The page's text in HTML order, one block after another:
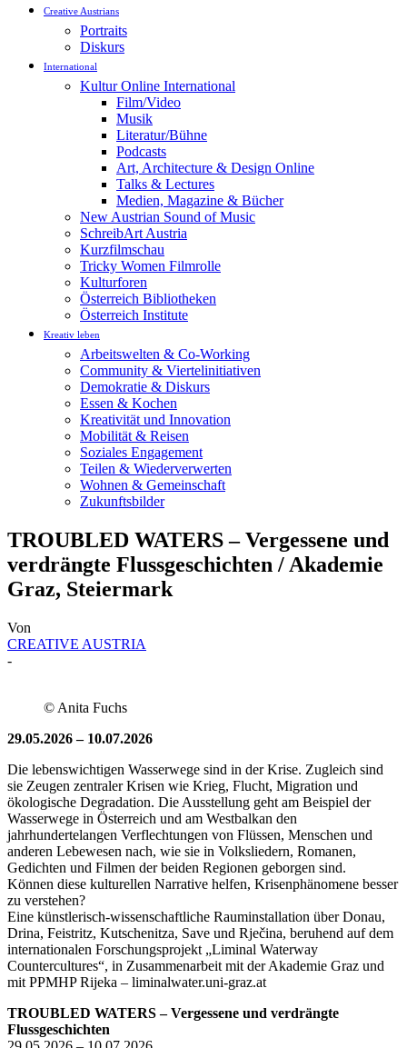
Creative Austrians
Portraits
Diskurs
International
Kultur Online International
Film/Video
Musik
Literatur/Bühne
Podcasts
Art, Architecture & Design Online
Talks & Lectures
Medien, Magazine & Bücher
New Austrian Sound of Music
SchreibArt Austria
Kurzfilmschau
Tricky Women Filmrolle
Kulturforen
Österreich Bibliotheken
Österreich Institute
Kreativ leben
Arbeitswelten & Co-Working
Community & Viertelinitiativen
Demokratie & Diskurs
Essen & Kochen
Kreativität und Innovation
Mobilität & Reisen
Soziales Engagement
Teilen & Wiederverwerten
Wohnen & Gemeinschaft
Zukunftsbilder
TROUBLED WATERS – Vergessene und
verdrängte Flussgeschichten / Akademie
Graz, Steiermark
Von
CREATIVE AUSTRIA
-
© Anita Fuchs
29.05.2026 – 10.07.2026
Die lebenswichtigen Wasserwege sind in der Krise. Zugleich sind
sie Zeugen zentraler Krisen wie Krieg, Flucht, Migration und
ökologische Degradation. Die Ausstellung geht am Beispiel der
Wasserwege in Österreich und am Westbalkan den
jahrhundertelangen Verflechtungen von Flüssen, Menschen und
anderen Lebewesen nach, wie sie in Volksliedern, Romanen,
Gedichten und Filmen der beiden Regionen geborgen sind.
Können diese kulturellen Narrative helfen, Krisenphänomene besser
zu verstehen?
Eine künstlerisch-wissenschaftliche Rauminstallation über Donau,
Drina, Feistritz, Kutschenitza, Save und Rječina, beruhend auf dem
internationalen Forschungsprojekt „Liminal Waterway
Countercultures“, in Zusammenarbeit mit der Akademie Graz und
mit PPMHP Rijeka – liminalwater.uni-graz.at
TROUBLED WATERS – Vergessene und verdrängte
Flussgeschichten